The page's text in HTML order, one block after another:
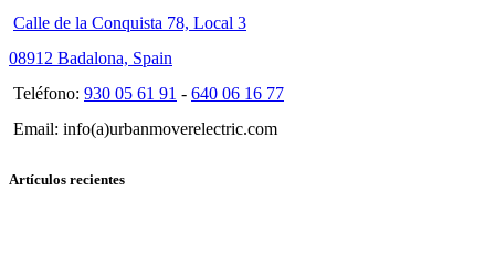
Calle de la Conquista 78, Local 3
08912 Badalona, Spain
Teléfono: 930 05 61 91 - 640 06 16 77
Email: info(a)urbanmoverelectric.com
Artículos recientes